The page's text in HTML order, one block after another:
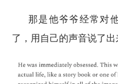
那是他爷爷经常对
了，用自己的声音说了出